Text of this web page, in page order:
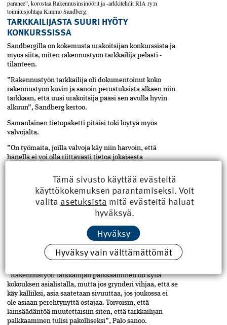
paranee”, korostaa Rakennusinsinöörit ja -arkkitehdit RIA ry:n
toimitusjohtaja Kimmo Sandberg.
TARKKAILIJASTA SUURI HYÖTY
KONKURSSISSA
Sandbergilla on kokemusta urakoitsijan konkurssista ja
myös siitä, miten rakennustyön tarkkailija pelasti­ ­
tilanteen.
”Rakennustyön tarkkailija oli dokumentoinut koko
rakennustyön kuvin ja sanoin perustuksista alkaen niin
tarkkaan, että uusi urakoitsija pääsi sen avulla hyvin
alkuun”, Sandberg kertoo.
Samanlainen tietopaketti pitäisi toki löytyä myös
valvojalta.
”On työmaita, joilla valvoja käy niin harvoin, että
hänellä ei voi olla riittävästi tietoa jokaisesta
RAKENTAMISEN LAADUN PUOLESTA
Sandberg on huomannut, että tarkkailijoiden käyttö on
lisääntynyt, mutta tarkkoja määriä ei ole tiedossa. Moni
rakennus valmistuu kuitenkin yhä ilman tarkkailijaa.
Palo arvelee, että edelleen vain harva ostaja tietää tästä
mahdollisuudesta siinä vaiheessa, kun
perustajaurakoitsija tai rakennuttaja järjestää virallisen
ostajien kokouksen.
”Rakennustyön tarkkailijan palkkaaminen on kyllä
kokouksen asialistalla, mutta jos grynderi vihjaa, että se
käy kalliiksi, asia saatetaan sivuuttaa, jos joukossa ei
ole asiaan perehtynyttä ostajaa. Toivoisin, että
lainsäädäntöä muutettaisiin siten, että tarkkailijan
palkkaaminen tulisi pakolliseksi”, Palo sanoo.
Tämä sivusto käyttää evästeitä
käyttökokemuksen parantamiseksi. Voit
valita asetuksista mitä evästeitä haluat
hyväksyä.
Hyväksy
Hyväksy vain välttämättömät